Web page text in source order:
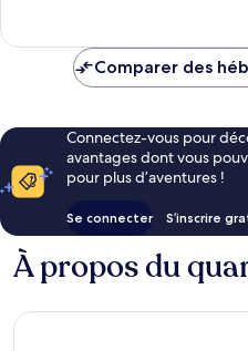
Comparer des
Connectez-vous pour
avantages dont vous
pour plus d’aventures !
Se connecter S’inscrire
À propos du